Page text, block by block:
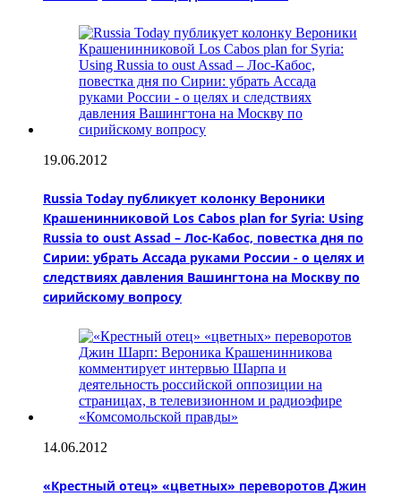
19.06.2012
Russia Today публикует колонку Вероники
Крашенинниковой Los Cabos plan for Syria: Using
Russia to oust Assad – Лос-Кабос, повестка дня по
Сирии: убрать Ассада руками России - о целях и
следствиях давления Вашингтона на Москву по
сирийскому вопросу
14.06.2012
«Крестный отец» «цветных» переворотов Джин